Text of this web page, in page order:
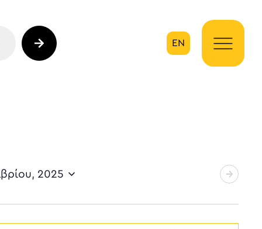
EN
2025